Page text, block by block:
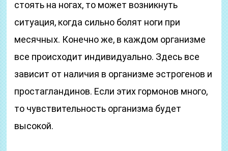
стоять на ногах, то может возникнуть
ситуация, когда сильно болят ноги при
месячных. Конечно же, в каждом организме
все происходит индивидуально. Здесь все
зависит от наличия в организме эстрогенов и
простагландинов. Если этих гормонов много,
то чувствительность организма будет
высокой.